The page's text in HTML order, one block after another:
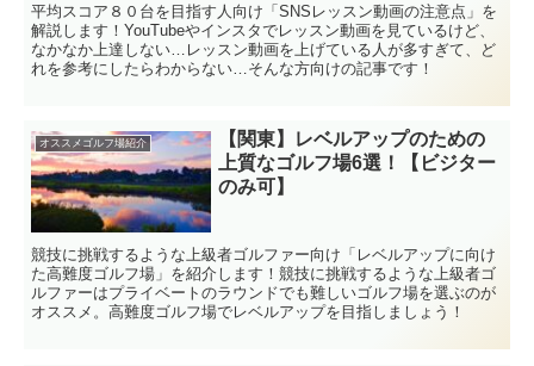
平均スコア８０台を目指す人向け「SNSレッスン動画の注意点」を
解説します！YouTubeやインスタでレッスン動画を見ているけど、
なかなか上達しない…レッスン動画を上げている人が多すぎて、ど
れを参考にしたらわからない…そんな方向けの記事です！
オススメゴルフ場紹介
【関東】レベルアップのための
上質なゴルフ場6選！【ビジター
のみ可】
競技に挑戦するような上級者ゴルファー向け「レベルアップに向け
た高難度ゴルフ場」を紹介します！競技に挑戦するような上級者ゴ
ルファーはプライベートのラウンドでも難しいゴルフ場を選ぶのが
オススメ。高難度ゴルフ場でレベルアップを目指しましょう！